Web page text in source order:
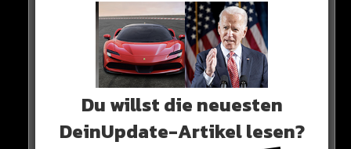
Du willst die neuesten
DeinUpdate-Artikel lesen?